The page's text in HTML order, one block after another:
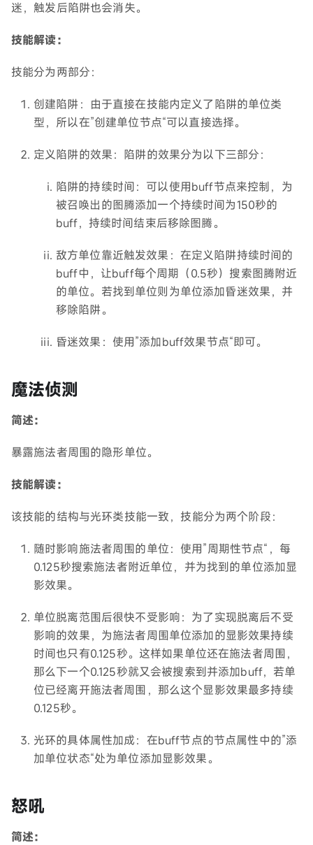
迷，触发后陷阱也会消失。
技能解读：
技能分为两部分：
创建陷阱：由于直接在技能内定义了陷阱的单位类
型，所以在”创建单位节点“可以直接选择。
定义陷阱的效果：陷阱的效果分为以下三部分：
陷阱的持续时间：可以使用buff节点来控制，为
被召唤出的图腾添加一个持续时间为150秒的
buff，持续时间结束后移除图腾。
敌方单位靠近触发效果：在定义陷阱持续时间的
buff中，让buff每个周期（0.5秒）搜索图腾附近
的单位。若找到单位则为单位添加昏迷效果，并
移除陷阱。
昏迷效果：使用”添加buff效果节点“即可。
魔法侦测
简述：
暴露施法者周围的隐形单位。
技能解读：
该技能的结构与光环类技能一致，技能分为两个阶段：
随时影响施法者周围的单位：使用”周期性节点“，每
0.125秒搜索施法者附近单位，并为找到的单位添加显
影效果。
单位脱离范围后很快不受影响：为了实现脱离后不受
影响的效果，为施法者周围单位添加的显影效果持续
时间也只有0.125秒。这样如果单位还在施法者周围，
那么下一个0.125秒就又会被搜索到并添加buff，若单
位已经离开施法者周围，那么这个显影效果最多持续
0.125秒。
光环的具体属性加成：在buff节点的节点属性中的”添
加单位状态“处为单位添加显影效果。
怒吼
简述：